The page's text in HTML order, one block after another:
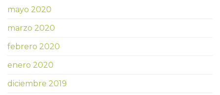
mayo 2020
marzo 2020
febrero 2020
enero 2020
diciembre 2019